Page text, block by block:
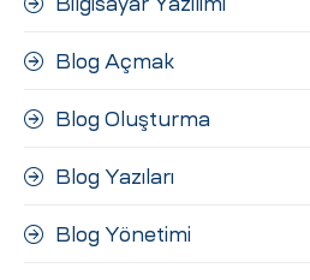
Blog Açmak
Blog Oluşturma
Blog Yazıları
Blog Yönetimi